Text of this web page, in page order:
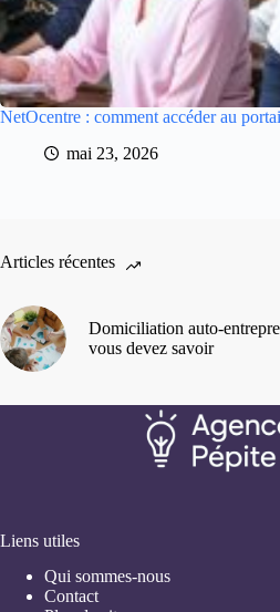
NetOcentre : comment accéder au
mai 23, 2026
Articles récentes
Domiciliation auto-
vous devez savoir
Liens utiles
Qui sommes-nous
Contact